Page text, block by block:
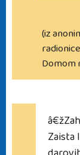
(iz
Domom